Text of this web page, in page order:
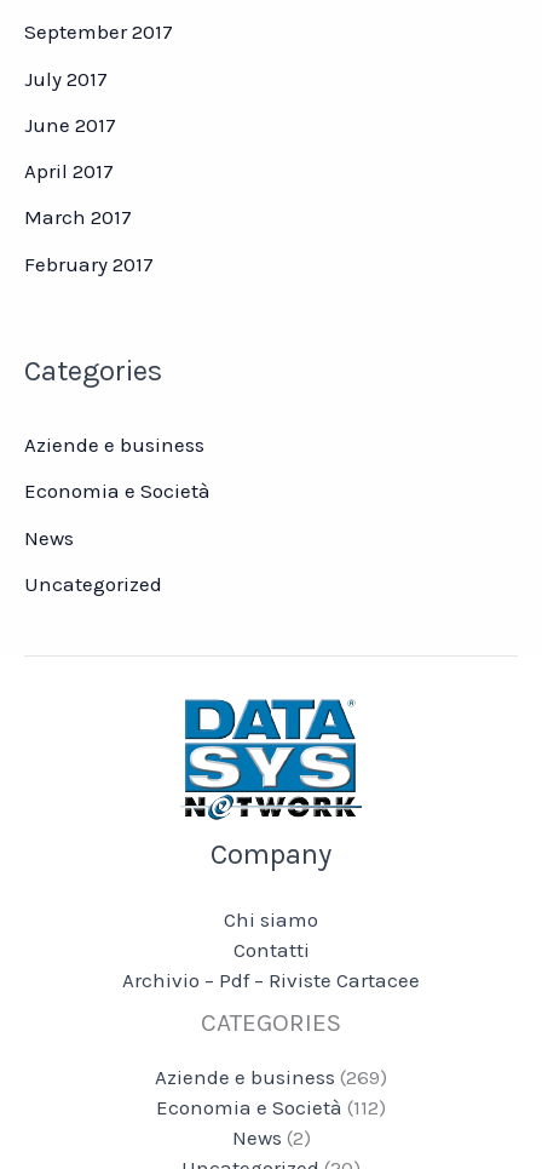
September 2017
July 2017
June 2017
April 2017
March 2017
February 2017
Categories
Aziende e business
Economia e Società
News
Uncategorized
Company
Chi siamo
Contatti
Archivio – Pdf – Riviste Cartacee
CATEGORIES
Aziende e business (269)
Economia e Società (112)
News (2)